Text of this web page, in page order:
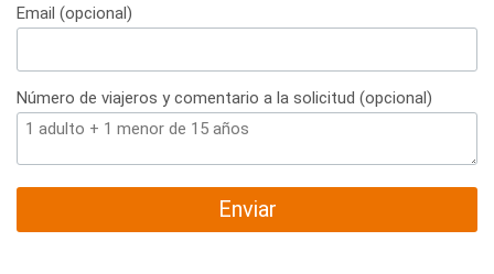
Email (opcional)
Número de viajeros y comentario a la solicitud (opcional)
Enviar